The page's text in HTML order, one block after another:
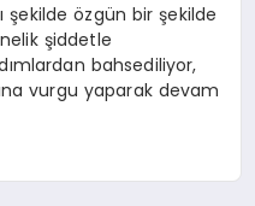
şekilde özgün bir şekilde
şiddetle
bahsediliyor,
vurgu yaparak devam